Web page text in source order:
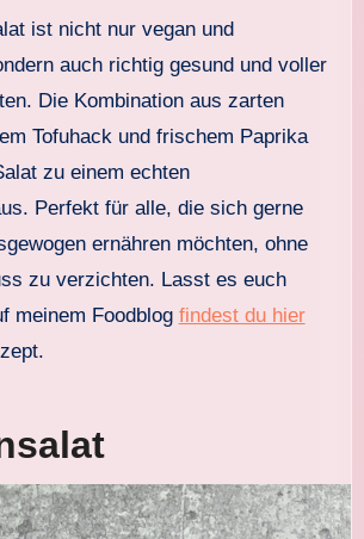
auch richtig gesund und voller
Die Kombination aus zarten
Tofuhack und frischem Paprika
zu einem echten
Perfekt für alle, die sich gerne
ernähren möchten, ohne
zu verzichten. Lasst es euch
meinem Foodblog findest du hier